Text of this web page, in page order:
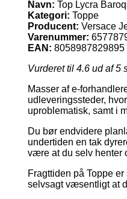
Navn: Top Lycra
Kategori: Toppe
Producent: Versace
Varenummer:
EAN: 8058987829895
Vurderet til 4.6 ud af 5
Masser af e-
udleveringssteder,
uproblematisk, samt i
Du bør endvidere
undertiden en tak
være at du selv henter
Fragttiden på Toppe
selvsagt væsentligt at